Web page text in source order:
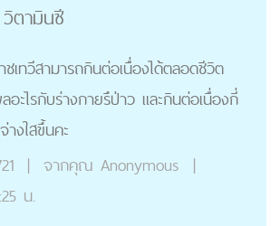
วิตามินซี
เทวีสามารถกินต่อเนื่องได้ตลอดชีวิต
อะไรกับร่างกายรึป่าว และกินต่อเนื่องกี่
างใสขึ้นคะ
| จากคุณ Anonymous |
น.